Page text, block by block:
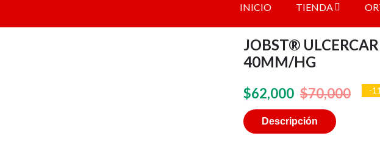
INICIO TIENDA
JOBST®
40MM/HG
$70,000El
$62,000
El
-
Descripción